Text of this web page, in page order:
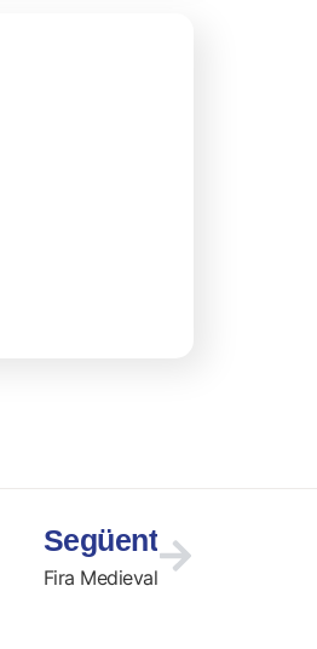
Següent
Fira Medieval